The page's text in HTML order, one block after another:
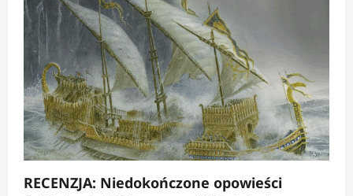
RECENZJA: Niedokończone opowieści